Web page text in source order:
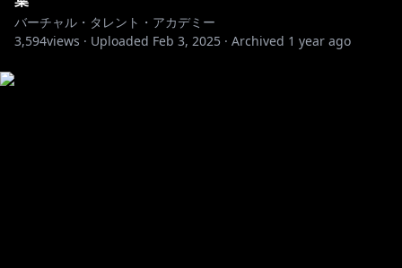
バーチャル・タレント・アカデミー
3,594views · Uploaded Feb 3, 2025 · Archived 1 year ago